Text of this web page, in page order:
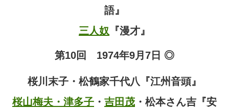
語』
三人奴 『漫才』
第10回 1974年9月7日 ◎
桜川末子・松鶴家千代八『江州音頭』
桜山梅夫・津多子 ・ 吉田茂 ・松本さん吉『安